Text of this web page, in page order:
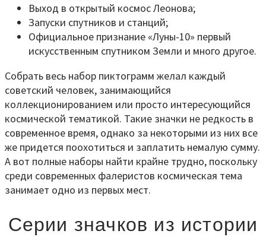
Выход в открытый космос Леонова;
Запуски спутников и станций;
Официальное признание «Луны-10» первый
искусственным спутником Земли и много другое.
Собрать весь набор пиктограмм желал каждый
советский человек, занимающийся
коллекционированием или просто интересующийся
космической тематикой. Такие значки не редкость в
современное время, однако за некоторыми из них все
же придется поохотиться и заплатить немалую сумму.
А вот полные наборы найти крайне трудно, поскольку
среди современных фалеристов космическая тема
занимает одно из первых мест.
Серии значков из истории